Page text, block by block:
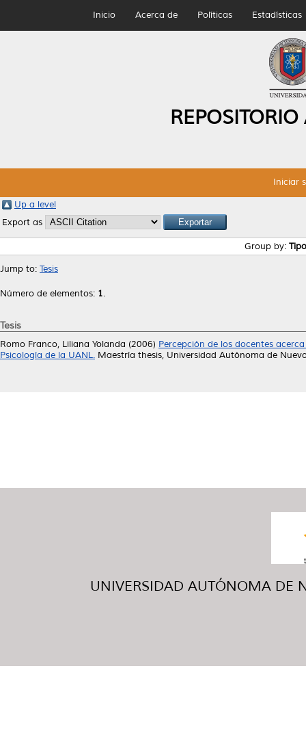
Inicio Acerca de Políticas Estadísticas
Iniciar
Up a level
Export as
Group by:
Jump to: Tesis
Número de elementos: 1.
Tesis
Romo Franco, Liliana Yolanda (2006) Percepción de los docentes
Psicología de la UANL. Maestría thesis, Universidad Autónoma de
UNIVERSIDAD AUTÓNOMA DE